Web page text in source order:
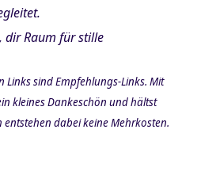
, dir Raum für stille
sind Empfehlungs-Links. Mit
kleines Dankeschön und hältst
entstehen dabei keine Mehrkosten.